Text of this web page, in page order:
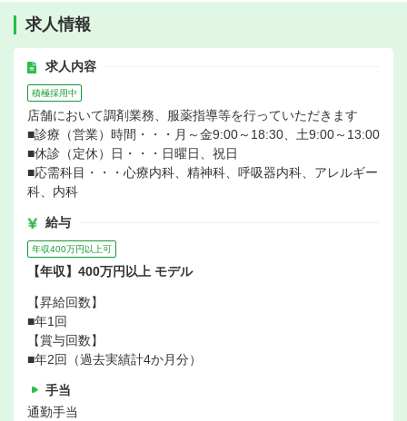
求人情報
求人内容
積極採用中
店舗において調剤業務、服薬指導等を行っていただきます
■診療（営業）時間・・・月～金9:00～18:30、土9:00～13:00
■休診（定休）日・・・日曜日、祝日
■応需科目・・・心療内科、精神科、呼吸器内科、アレルギー
科、内科
給与
年収400万円以上可
【年収】400万円以上 モデル
【昇給回数】
■年1回
【賞与回数】
■年2回（過去実績計4か月分）
手当
通勤手当